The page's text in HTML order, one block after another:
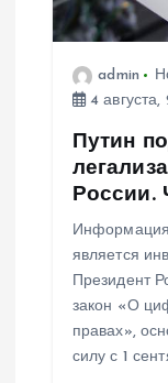
admin
4 августа,
Путин
России.
является
Президент
закон «О
правах»,
силу с 1